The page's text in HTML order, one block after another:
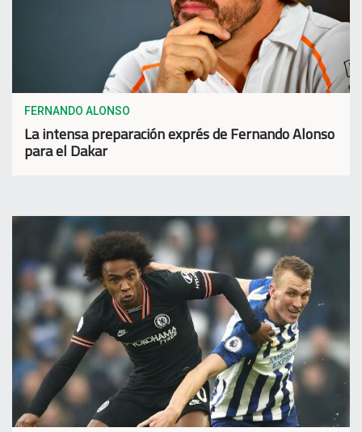
FERNANDO ALONSO
La intensa preparación exprés de Fernando Alonso
para el Dakar